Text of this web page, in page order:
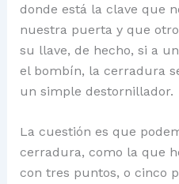
donde está la clave que
nuestra puerta y que
su llave, de hecho, si a
el bombín, la cerradura
un simple destornillador.
La cuestión es que
cerradura, como la que
con tres puntos, o cinco